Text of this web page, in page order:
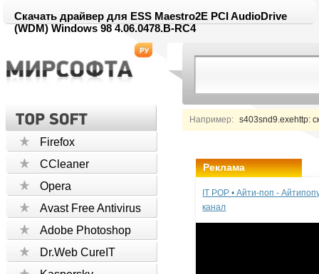
Скачать драйвер для ESS Maestro2E PCI AudioDrive
(WDM) Windows 98 4.06.0478.B-RC4
Например: s403snd9.exehttp:
Firefox
CCleaner
Opera
Avast Free Antivirus
Adobe Photoshop
Dr.Web CureIT
Реклама
IT POP • Айти-поп -
канал